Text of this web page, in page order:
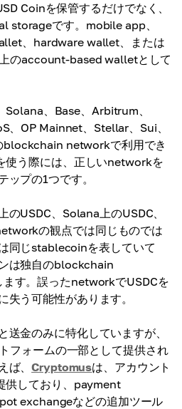
Coinを保管するだけでなく、
storageです。mobile app、
、hardware wallet、または
のaccount-based walletとして
Solana、Base、Arbitrum、
OP Mainnet、Stellar、Sui、
blockchain networkで利用でき
使う際には、正しいnetworkを
プの1つです。
のUSDC、Solana上のUSDC、
の観点では同じものでは
同じstablecoinを表していて
は独自のblockchain
す。誤ったnetworkでUSDCを
失う可能性があります。
送金のみに特化していますが、
フォームの一部として提供され
ば、Cryptomus⁠は、アカウント
供しており、payment
exchangeなどの追加ツール